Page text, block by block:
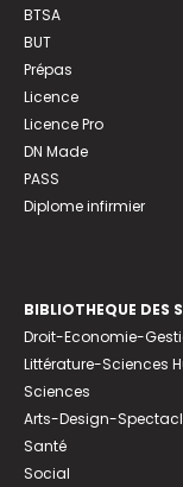
BTSA
BUT
Prépas
Licence
Licence Pro
DN Made
PASS
Diplome infirmier
BIBLIOTHEQUE DES
Droit-Economie-
Littérature-Sciences
Sciences
Arts-Design-
Santé
Social